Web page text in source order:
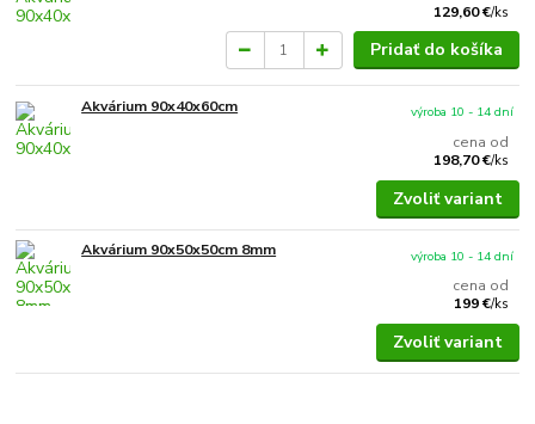
129,60 €/ks
Pridať do košíka
Akvárium 90x40x60cm
cena od
198,70 €/ks
výroba 10 - 14 dní
Zvoliť variant
Akvárium 90x50x50cm 8mm
cena od
199 €/ks
výroba 10 - 14 dní
Zvoliť variant